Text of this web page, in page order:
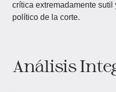
crítica extremadamente
político de la corte.
Análisis